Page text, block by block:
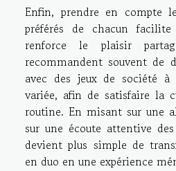
Enfin, prendre en compte
préférés de chacun
renforce le plaisir
recommandent souvent de
avec des jeux de société
variée, afin de satisfaire la
routine. En misant sur une
sur une écoute attentive
devient plus simple de
en duo en une expérience